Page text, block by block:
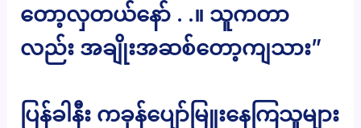
တော့လှတယ်နော် . .။ သူကတာ
လည်း အချိုးအဆစ်တော့ကျသား”
ပြန်ခါနီး ကခုန်ပျော်မြူးနေကြသူများ